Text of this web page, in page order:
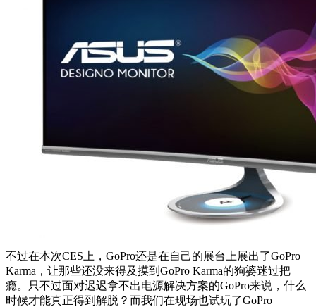
不过在本次CES上，GoPro还是在自己的展台上展出了GoPro
Karma，让那些还没来得及摸到GoPro Karma的狗婆迷过把
瘾。只不过面对迟迟拿不出电源解决方案的GoPro来说，什么
时候才能真正得到解脱？而我们在现场也试玩了GoPro